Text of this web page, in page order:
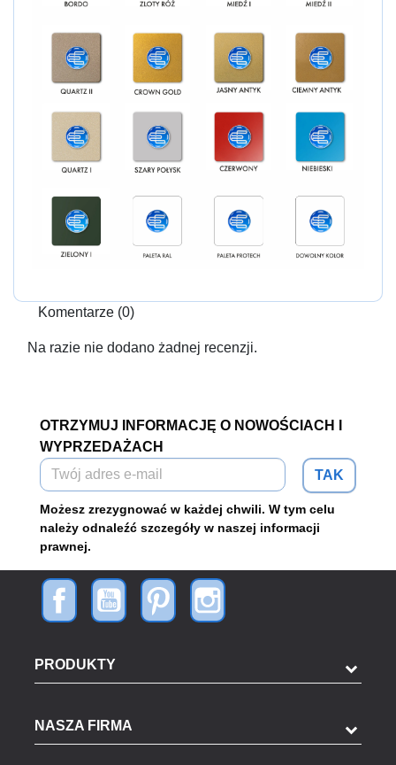
Komentarze (0)
Na razie nie dodano żadnej recenzji.
OTRZYMUJ INFORMACJĘ O NOWOŚCIACH I
WYPRZEDAŻACH
TAK
Możesz zrezygnować w każdej chwili. W tym celu
należy odnaleźć szczegóły w naszej informacji
prawnej.
PRODUKTY
NASZA FIRMA